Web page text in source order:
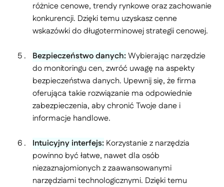
różnice cenowe, trendy rynkowe oraz zachowanie
konkurencji. Dzięki temu uzyskasz cenne
wskazówki do długoterminowej strategii cenowej.
Bezpieczeństwo danych:Wybierając narzędzie
do monitoringu cen, zwróć uwagę na aspekty
bezpieczeństwa danych. Upewnij się, że firma
oferująca takie rozwiązanie ma odpowiednie
zabezpieczenia, aby chronić Twoje dane i
informacje handlowe.
Intuicyjny interfejs: Korzystanie z narzędzia
powinno być łatwe, nawet dla osób
niezaznajomionych z zaawansowanymi
narzędziami technologicznymi. Dzięki temu